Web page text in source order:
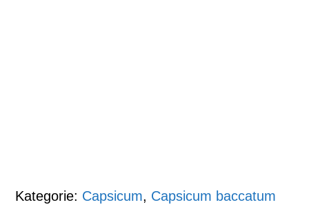
Kategorie: Capsicum, Capsicum baccatum